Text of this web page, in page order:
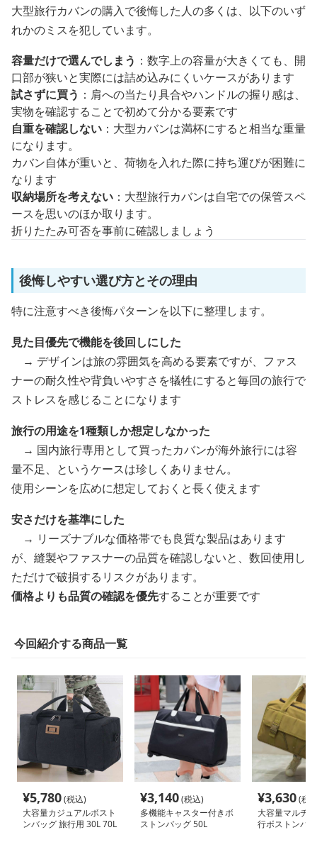
大型旅行カバンの購入で後悔した人の多くは、以下のいず
れかのミスを犯しています。
容量だけで選んでしまう ：数字上の容量が大きくても、開
口部が狭いと実際には詰め込みにくいケースがあります
試さずに買う ：肩への当たり具合やハンドルの握り感は、
実物を確認することで初めて分かる要素です
自重を確認しない ：大型カバンは満杯にすると相当な重量
になります。
カバン自体が重いと、荷物を入れた際に持ち運びが困難に
なります
収納場所を考えない ：大型旅行カバンは自宅での保管スペ
ースを思いのほか取ります。
折りたたみ可否を事前に確認しましょう
後悔しやすい選び方とその理由
特に注意すべき後悔パターンを以下に整理します。
見た目優先で機能を後回しにした
→ デザインは旅の雰囲気を高める要素ですが、ファス
ナーの耐久性や背負いやすさを犠牲にすると毎回の旅行で
ストレスを感じることになります
旅行の用途を1種類しか想定しなかった
→ 国内旅行専用として買ったカバンが海外旅行には容
量不足、というケースは珍しくありません。
使用シーンを広めに想定しておくと長く使えます
安さだけを基準にした
→ リーズナブルな価格帯でも良質な製品はあります
が、縫製やファスナーの品質を確認しないと、数回使用し
ただけで破損するリスクがあります。
価格よりも品質の確認を優先することが重要です
今回紹介する商品一覧
¥5,780(税込)
大容量カジュアルボスト
ンバッグ 旅行用 30L 70L
¥3,140(税込)
多機能キャスター付きボ
ストンバッグ 50L
¥3,630(税
大容量マルチ
行ボストンバ